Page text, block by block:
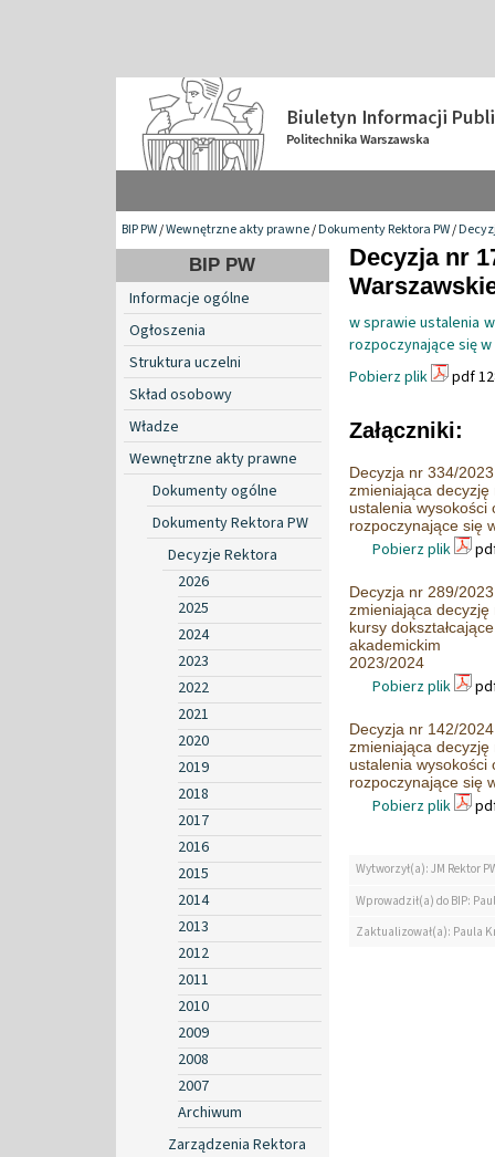
BIP PW/Wewnętrzne akty prawne/Dokumenty Rektora PW/
BIP PW
Informacje ogólne
Ogłoszenia
Struktura uczelni
Skład osobowy
Władze
Wewnętrzne akty prawne
Dokumenty ogólne
Dokumenty Rektora PW
Decyzje Rektora
2026
2025
2024
2023
2022
2021
2020
2019
2018
2017
2016
2015
2014
2013
2012
2011
2010
2009
2008
2007
Archiwum
Zarządzenia Rektora
Decyzja nr
w sprawie ustalenia
rozpoczynające się
Pobierz plik
pdf
Załączniki:
Decyzja nr 334/
zmieniająca
ustalenia wysokości
rozpoczynające się
Pobierz plik
Decyzja nr 289/
zmieniająca decyzję
kursy
akademickim
2023/2024
Pobierz plik
Decyzja nr 142/
zmieniająca
ustalenia wysokości
rozpoczynające się
Pobierz plik
Wytworzył(a): JM Rektor
Wprowadził(a) do BIP:
Zaktualizował(a): Paula